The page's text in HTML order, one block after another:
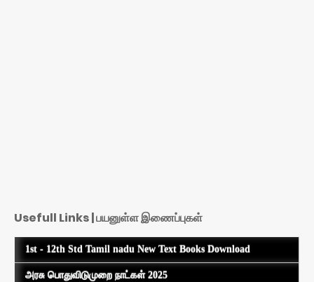
Usefull Links | பயனுள்ள இணைப்புகள்
1st - 12th Std Tamil nadu New Text Books Download
அரசு பொதுவிடுமுறை நாட்கள் 2025